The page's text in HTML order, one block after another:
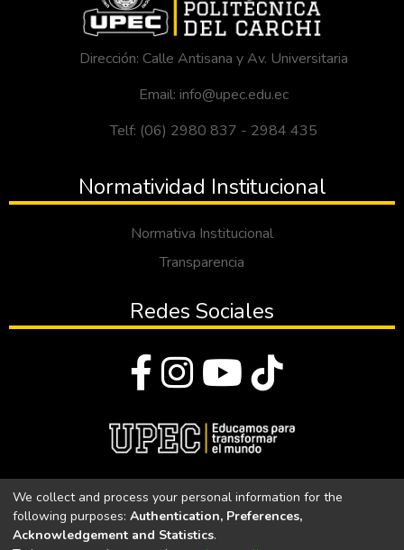
Dirección: Calle Antisana y Av. Universitaria
Email: info@upec.edu.ec
Telf: (06) 2980 837 - 2984 435
Normatividad Institucional
Normativa Institucional
Transparencia
Redes Sociales
Universidad Politécnica Estatal del Carchi
We collect and process your personal information for the
following purposes: Authentication, Preferences,
Acknowledgement and Statistics.